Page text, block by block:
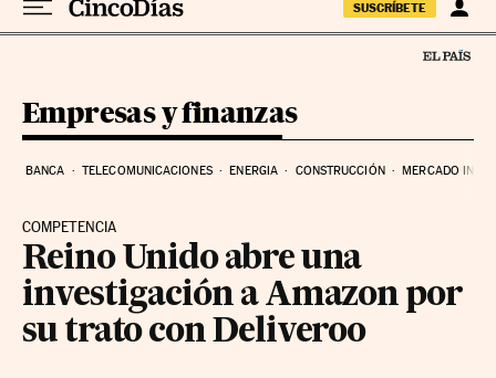
SUSCRÍBETE
Empresas y finanzas
BANCA TELECOMUNICACIONES ENERGIA CONSTRUCCIÓN MERCADO
COMPETENCIA
Reino Unido abre una
investigación a Amazon por
su trato con Deliveroo